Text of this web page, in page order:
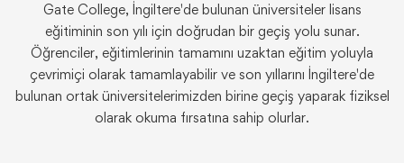
Gate College, İngiltere'de bulunan üniversiteler lisans
eğitiminin son yılı için doğrudan bir geçiş yolu sunar.
Öğrenciler, eğitimlerinin tamamını uzaktan eğitim yoluyla
çevrimiçi olarak tamamlayabilir ve son yıllarını İngiltere'de
bulunan ortak üniversitelerimizden birine geçiş yaparak fiziksel
olarak okuma fırsatına sahip olurlar.